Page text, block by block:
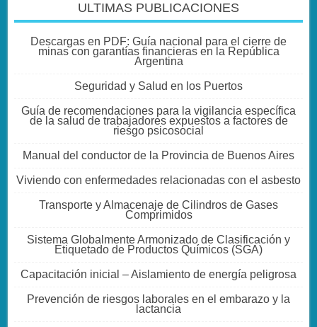
ULTIMAS PUBLICACIONES
Descargas en PDF: Guía nacional para el cierre de
minas con garantías financieras en la República
Argentina
Seguridad y Salud en los Puertos
Guía de recomendaciones para la vigilancia específica
de la salud de trabajadores expuestos a factores de
riesgo psicosocial
Manual del conductor de la Provincia de Buenos Aires
Viviendo con enfermedades relacionadas con el asbesto
Transporte y Almacenaje de Cilindros de Gases
Comprimidos
Sistema Globalmente Armonizado de Clasificación y
Etiquetado de Productos Químicos (SGA)
Capacitación inicial – Aislamiento de energía peligrosa
Prevención de riesgos laborales en el embarazo y la
lactancia